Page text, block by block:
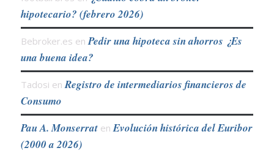
hipotecario? (febrero 2026)
Bebroker.es enPedir una hipoteca sin ahorros ¿Es
una buena idea?
Tadosi enRegistro de intermediarios financieros de
Consumo
Pau A. MonserratenEvolución histórica del Euribor
(2000 a 2026)